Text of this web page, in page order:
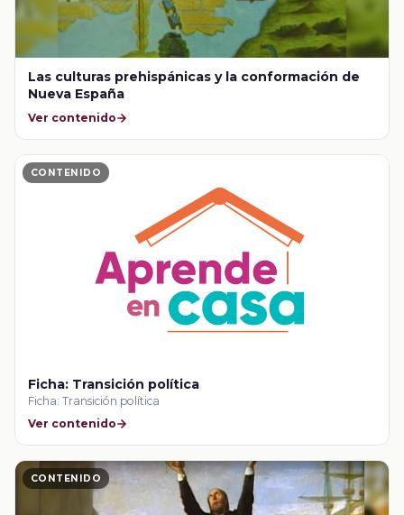
Las culturas prehispánicas y la conformación de
Nueva España
Ver contenido
CONTENIDO
Ficha: Transición política
Ficha: Transición política
Ver contenido
CONTENIDO